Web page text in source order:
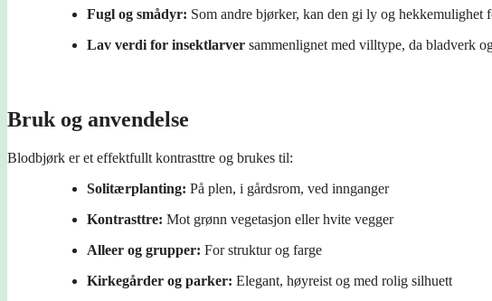
Fugl og smådyr: Som andre bjørker, kan den gi ly og hekkemulighet
Lav verdi for insektlarver sammenlignet med villtype, da bladverk
Bruk og anvendelse
Blodbjørk er et effektfullt kontrasttre og brukes til:
Solitærplanting: På plen, i gårdsrom, ved innganger
Kontrasttre: Mot grønn vegetasjon eller hvite vegger
Alleer og grupper: For struktur og farge
Kirkegårder og parker: Elegant, høyreist og med rolig silhuett